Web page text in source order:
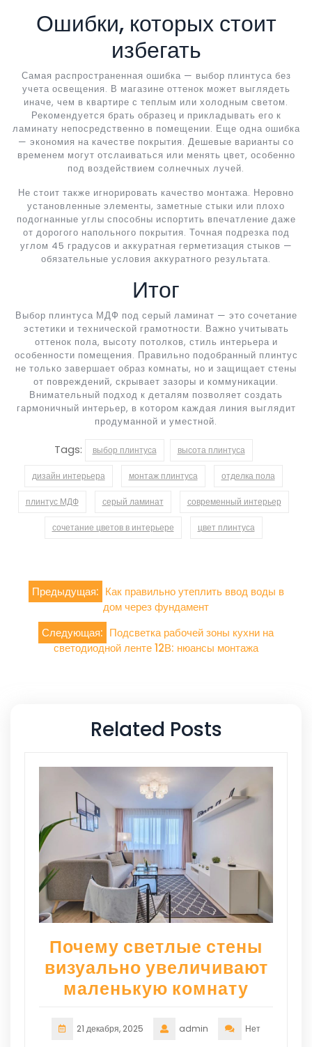
Ошибки, которых стоит
избегать
Самая распространенная ошибка — выбор плинтуса без
учета освещения. В магазине оттенок может выглядеть
иначе, чем в квартире с теплым или холодным светом.
Рекомендуется брать образец и прикладывать его к
ламинату непосредственно в помещении. Еще одна ошибка
— экономия на качестве покрытия. Дешевые варианты со
временем могут отслаиваться или менять цвет, особенно
под воздействием солнечных лучей.
Не стоит также игнорировать качество монтажа. Неровно
установленные элементы, заметные стыки или плохо
подогнанные углы способны испортить впечатление даже
от дорогого напольного покрытия. Точная подрезка под
углом 45 градусов и аккуратная герметизация стыков —
обязательные условия аккуратного результата.
Итог
Выбор плинтуса МДФ под серый ламинат — это сочетание
эстетики и технической грамотности. Важно учитывать
оттенок пола, высоту потолков, стиль интерьера и
особенности помещения. Правильно подобранный плинтус
не только завершает образ комнаты, но и защищает стены
от повреждений, скрывает зазоры и коммуникации.
Внимательный подход к деталям позволяет создать
гармоничный интерьер, в котором каждая линия выглядит
продуманной и уместной.
Tags: выбор плинтуса высота плинтуса
дизайн интерьера монтаж плинтуса отделка пола
плинтус МДФ серый ламинат современный интерьер
сочетание цветов в интерьере цвет плинтуса
Навигация
по
записям
Предыдущая: Как правильно утеплить ввод воды в
дом через фундамент
Следующая: Подсветка рабочей зоны кухни на
светодиодной ленте 12В: нюансы монтажа
Related Posts
Почему светлые стены
визуально увеличивают
маленькую комнату
21 декабря, 2025 admin
Нет